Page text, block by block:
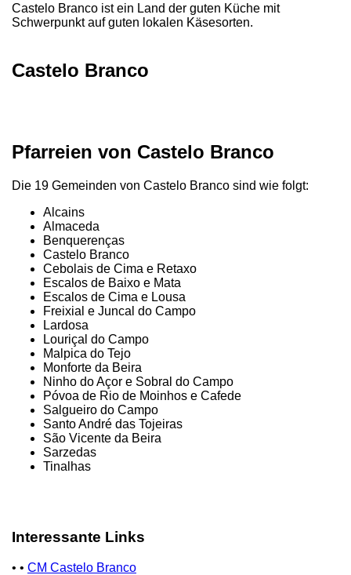
Castelo Branco ist ein Land der guten Küche mit
Schwerpunkt auf guten lokalen Käsesorten.
Castelo Branco
Pfarreien von Castelo Branco
Die 19 Gemeinden von Castelo Branco sind wie folgt:
Alcains
Almaceda
Benquerenças
Castelo Branco
Cebolais de Cima e Retaxo
Escalos de Baixo e Mata
Escalos de Cima e Lousa
Freixial e Juncal do Campo
Lardosa
Louriçal do Campo
Malpica do Tejo
Monforte da Beira
Ninho do Açor e Sobral do Campo
Póvoa de Rio de Moinhos e Cafede
Salgueiro do Campo
Santo André das Tojeiras
São Vicente da Beira
Sarzedas
Tinalhas
Interessante Links
• • CM Castelo Branco